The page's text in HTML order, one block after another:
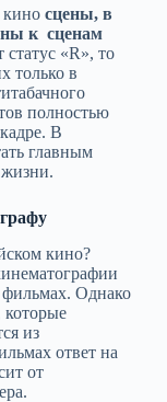
кино сцены, в
к сценам
«R», то
только в
полностью
В
главным
жизни.
кино?
фильмах. Однако
которые
из
ответ на
от